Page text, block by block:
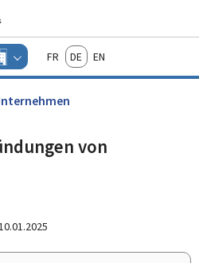
Inhalt
Changer
d'espace
-
Menu
actif
FrançaisDeutschEnglish
von